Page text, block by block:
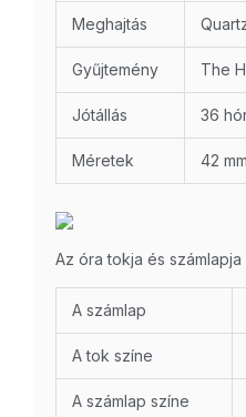
Meghajtás
Gyűjtemény The
Jótállás 36
Méretek 42 mm
Az óra tokja és számlapja
A számlap
A tok színe
A számlap színe